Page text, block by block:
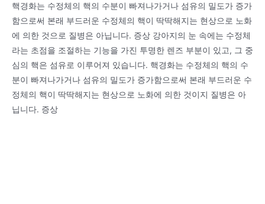
핵경화는 수정체의 핵의 수분이 빠져나가거나 섬유의 밀도가 증가
함으로써 본래 부드러운 수정체의 핵이 딱딱해지는 현상으로 노화
에 의한 것으로 질병은 아닙니다. 증상 강아지의 눈 속에는 수정체
라는 초점을 조절하는 기능을 가진 투명한 렌즈 부분이 있고, 그 중
심의 핵은 섬유로 이루어져 있습니다. 핵경화는 수정체의 핵의 수
분이 빠져나가거나 섬유의 밀도가 증가함으로써 본래 부드러운 수
정체의 핵이 딱딱해지는 현상으로 노화에 의한 것이지 질병은 아
닙니다. 증상